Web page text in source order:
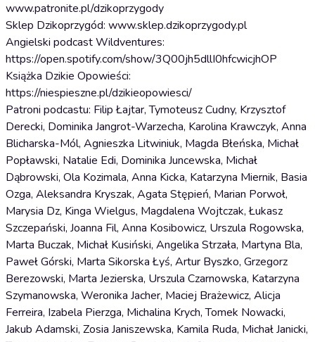
www.patronite.pl/dzikoprzygody
Sklep Dzikoprzygód: www.sklep.dzikoprzygody.pl
Angielski podcast Wildventures:
https://open.spotify.com/show/3Q00jh5dllI0hfcwicjhOP
Książka Dzikie Opowieści:
https://niespieszne.pl/dzikieopowiesci/
Patroni podcastu: Filip Łajtar, Tymoteusz Cudny, Krzysztof
Derecki, Dominika Jangrot-Warzecha, Karolina Krawczyk, Anna
Blicharska-Mól, Agnieszka Litwiniuk, Magda Błeńska, Michał
Popławski, Natalie Edi, Dominika Juncewska, Michał
Dąbrowski, Ola Kozimala, Anna Kicka, Katarzyna Miernik, Basia
Ozga, Aleksandra Kryszak, Agata Stępień, Marian Porwoł,
Marysia Dz, Kinga Wielgus, Magdalena Wojtczak, Łukasz
Szczepański, Joanna Fil, Anna Kosibowicz, Urszula Rogowska,
Marta Buczak, Michał Kusiński, Angelika Strzała, Martyna Bla,
Paweł Górski, Marta Sikorska Łyś, Artur Byszko, Grzegorz
Berezowski, Marta Jezierska, Urszula Czarnowska, Katarzyna
Szymanowska, Weronika Jacher, Maciej Brażewicz, Alicja
Ferreira, Izabela Pierzga, Michalina Krych, Tomek Nowacki,
Jakub Adamski, Zosia Janiszewska, Kamila Ruda, Michał Janicki,